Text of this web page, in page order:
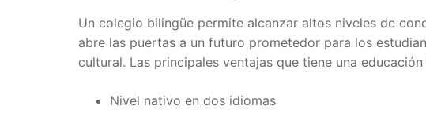
Un colegio bilingüe permite alcanzar altos niveles de
abre las puertas a un futuro prometedor para los
cultural. Las principales ventajas que tiene una
Nivel nativo en dos idiomas